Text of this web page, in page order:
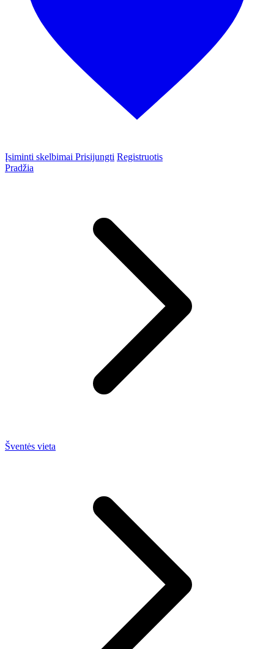
Įsiminti skelbimai Prisijungti Registruotis
Pradžia
Šventės vieta